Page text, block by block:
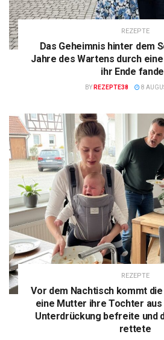
REZEPTE
Das Geheimnis hinter dem
Jahre des Wartens durch
ihr Ende
BY REZEPTE38 8
REZEPTE
Vor dem Nachtisch kommt
eine Mutter ihre Tochter
Unterdrückung befreite und
rettete